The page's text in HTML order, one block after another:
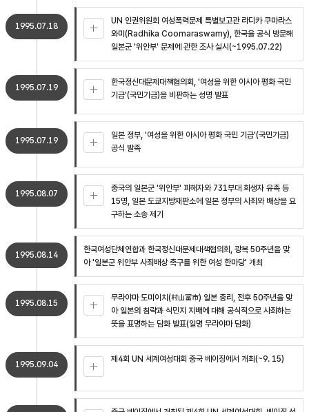
1995.07.18
UN 인권위원회 여성폭력문제 특별보고관 라디카 쿠마라스
와미(Radhika Coomaraswamy), 한국을 공식 방문해
일본군 '위안부' 문제에 관한 조사 실시(~1995.07.22)
1995.07.19
한국정신대문제대책협의회, '여성을 위한 아시아 평화 국민
기금'(국민기금)을 비판하는 성명 발표
1995.07.19
일본 정부, '여성을 위한 아시아 평화 국민 기금'(국민기금)
공식 발족
1995.08.07
중국의 일본군 '위안부' 피해자와 731부대 희생자 유족 등
15명, 일본 도쿄지방재판소에 일본 정부의 사죄와 배상을 요
구하는 소송 제기
1995.08.14
한국여성단체연합과 한국정신대문제대책협의회, 광복 50주년을 맞
아 '일본군 위안부 사죄배상 촉구를 위한 여성 한마당' 개최
1995.08.15
무라야마 도미이치(村山富市) 일본 총리, 전후 50주년을 맞
아 일본의 침략과 식민지 지배에 대해 공식적으로 사죄하는
뜻을 표명하는 담화 발표(일명 무라야마 담화)
1995.09.04
제4회 UN 세계여성대회 중국 베이징에서 개최(~9. 15)